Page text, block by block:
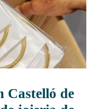
Castelló de